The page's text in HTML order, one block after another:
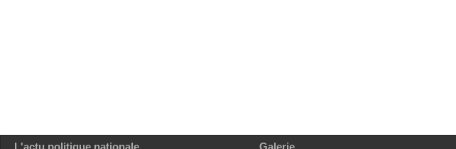
L'actu politique nationale Galerie